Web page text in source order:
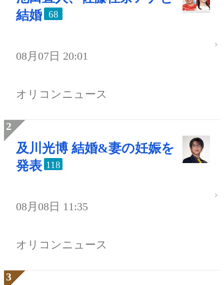
結婚
68
08月07日 20:01
オリコンニュース
及川光博 結婚&妻の妊娠を
発表 118
08月08日 11:35
オリコンニュース